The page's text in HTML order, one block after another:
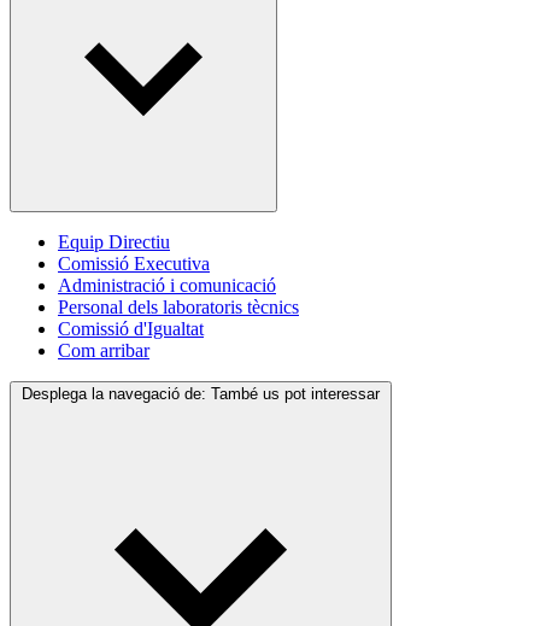
Equip Directiu
Comissió Executiva
Administració i comunicació
Personal dels laboratoris tècnics
Comissió d'Igualtat
Com arribar
Desplega la navegació de: També us pot interessar